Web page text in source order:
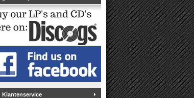
Klantenservice